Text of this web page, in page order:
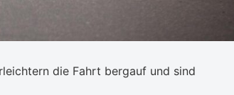
die Fahrt bergauf und sind